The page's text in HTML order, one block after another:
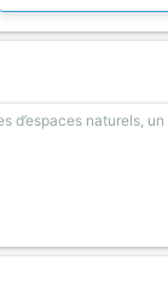
d’espaces naturels,